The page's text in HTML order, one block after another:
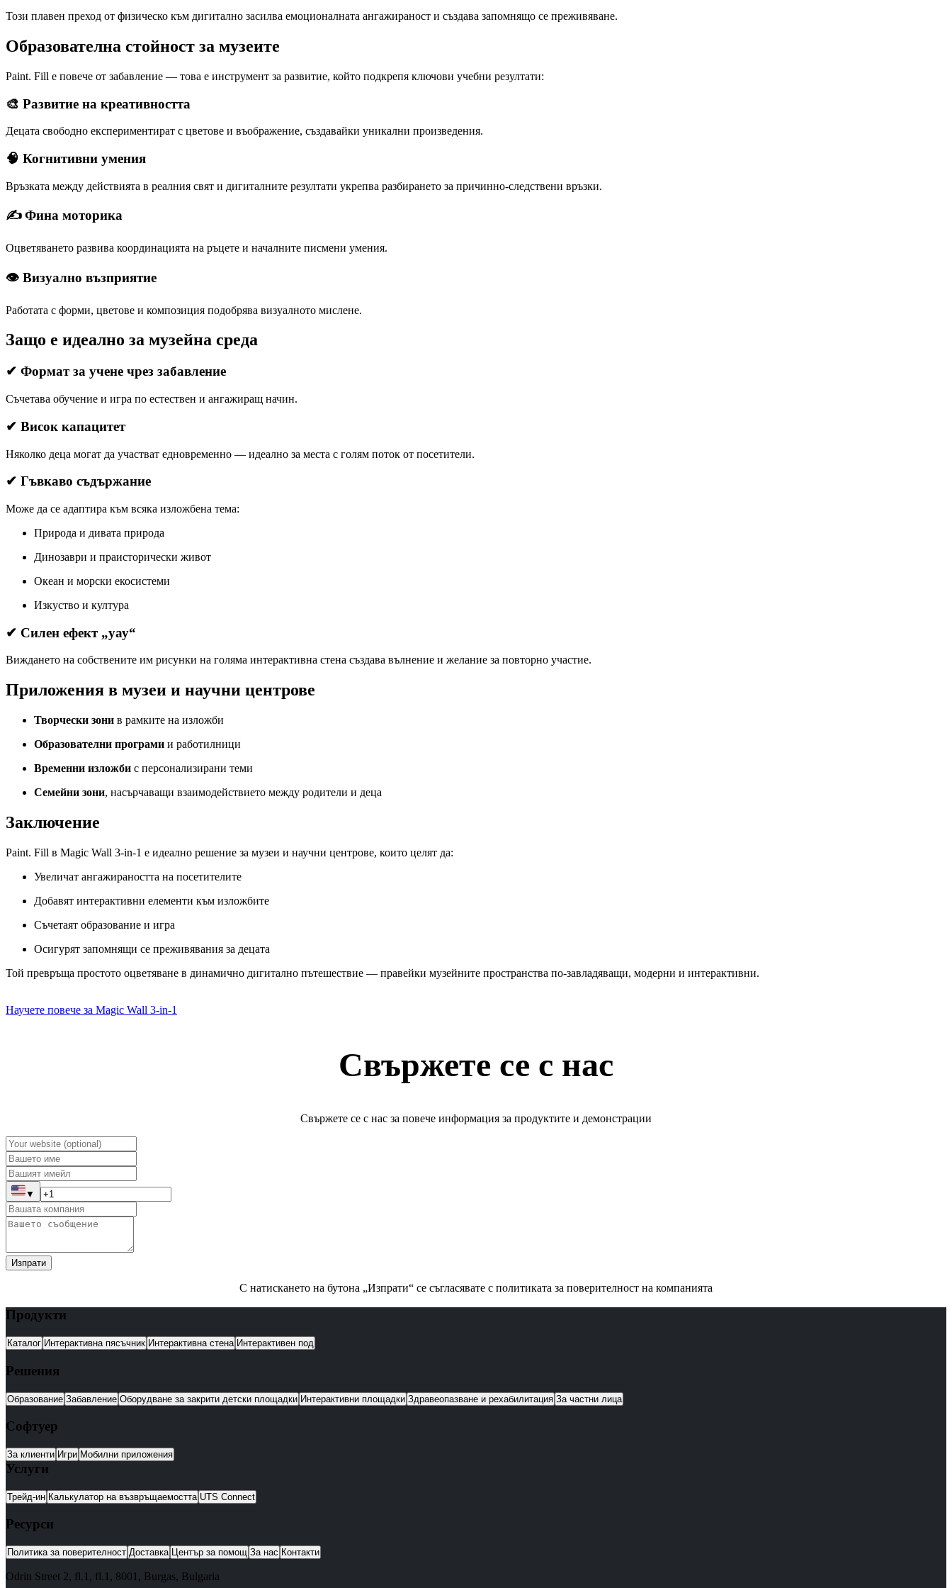
Този плавен преход от физическо към дигитално засилва емоционалната ангажираност и създава запомнящо се преживяване.
Образователна стойност за музеите
Paint. Fill е повече от забавление — това е инструмент за развитие, който подкрепя ключови учебни резултати:
🎨 Развитие на креативността
Децата свободно експериментират с цветове и въображение, създавайки уникални произведения.
🧠 Когнитивни умения
Връзката между действията в реалния свят и дигиталните резултати укрепва разбирането за причинно-следствени връзки.
✍️ Фина моторика
Оцветяването развива координацията на ръцете и началните писмени умения.
👁 Визуално възприятие
Работата с форми, цветове и композиция подобрява визуалното мислене.
Защо е идеално за музейна среда
✔ Формат за учене чрез забавление
Съчетава обучение и игра по естествен и ангажиращ начин.
✔ Висок капацитет
Няколко деца могат да участват едновременно — идеално за места с голям поток от посетители.
✔ Гъвкаво съдържание
Може да се адаптира към всяка изложбена тема:
Природа и дивата природа
Динозаври и праисторически живот
Океан и морски екосистеми
Изкуство и култура
✔ Силен ефект „уау“
Виждането на собствените им рисунки на голяма интерактивна стена създава вълнение и желание за повторно участие.
Приложения в музеи и научни центрове
Творчески зони в рамките на изложби
Образователни програми и работилници
Временни изложби с персонализирани теми
Семейни зони, насърчаващи взаимодействието между родители и деца
Заключение
Paint. Fill в Magic Wall 3-in-1 е идеално решение за музеи и научни центрове, които целят да:
Увеличат ангажираността на посетителите
Добавят интерактивни елементи към изложбите
Съчетаят образование и игра
Осигурят запомнящи се преживявания за децата
Той превръща простото оцветяване в динамично дигитално пътешествие — правейки музейните пространства по-завладяващи, модерни и интерактивни.
Научете повече за Magic Wall 3-in-1
Свържете се с нас
Свържете се с нас за повече информация за продуктите и демонстрации
▼
Изпрати
С натискането на бутона „Изпрати“ се съгласявате с политиката за поверителност на компанията
Продукти
Каталог Интерактивна пясъчник Интерактивна стена Интерактивен под
Решения
Образование Забавление Оборудване за закрити детски площадки Интерактивни площадки Здравеопазване и рехабилитация За частни лица
Софтуер
За клиенти Игри Мобилни приложения
Услуги
Трейд-ин Калькулатор на възвръщаемостта UTS Connect
Ресурси
Политика за поверителност Доставка Център за помощ За нас Контакти
Odrin Street 2, fl.1 , fl.1, 8001 , Burgas, Bulgaria